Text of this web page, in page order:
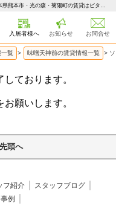
ソレイユ白山 ＊味噌天神前のワンルーム賃貸アパート | 熊本県熊本市・光の森・菊陽町の賃貸はピタットハウス 熊本賃貸サポート
入居者様へ お知らせ お問合せ
一覧 > 味噌天神前の賃貸情報一覧 >
ております。
願いします。
頭へ
フ紹介
スタッフブログ
例